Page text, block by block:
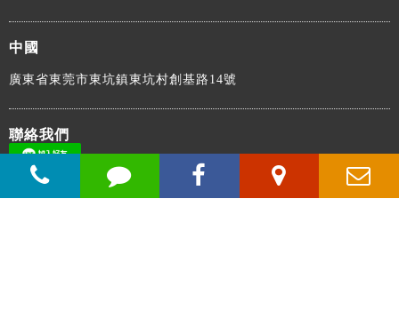
中國
廣東省東莞市東坑鎮東坑村創基路14號
聯絡我們
電話：886-5-5846066